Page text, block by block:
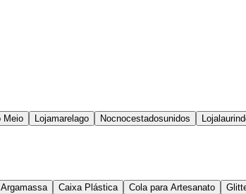
Meio Lojamarelago Nocnocestadosunidos
Caixa Plástica Cola para Artesanato